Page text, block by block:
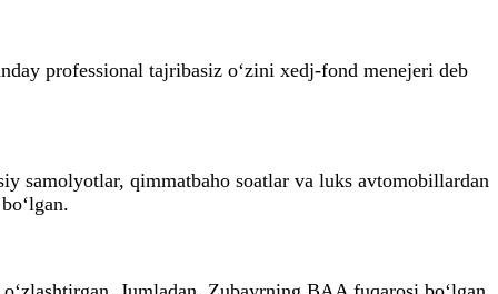
professional tajribasiz o‘zini xedj-fond menejeri deb
samolyotlar, qimmatbaho soatlar va luks avtomobillardan